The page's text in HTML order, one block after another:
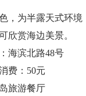
，为半露天式环境
欣赏海边美景。
滨北路48号
：50元
游餐厅